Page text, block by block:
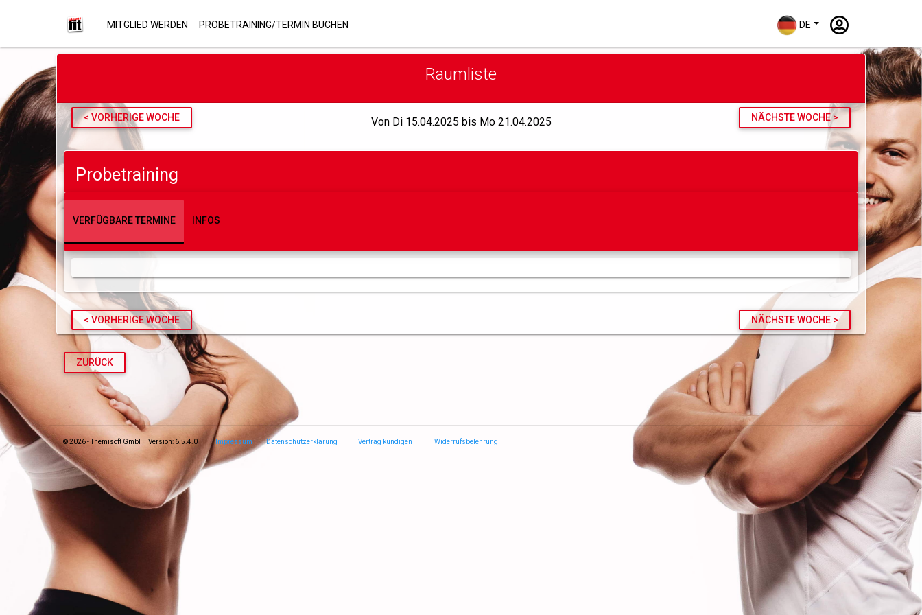
MITGLIED WERDEN PROBETRAINING/TERMIN BUCHEN DE
Raumliste
< VORHERIGE WOCHE Von Di 15.04.2025 bis Mo 21.04.2025 NÄCHSTE WOCHE >
Probetraining
VERFÜGBARE TERMINE INFOS
< VORHERIGE WOCHE NÄCHSTE WOCHE >
ZURÜCK
© 2026 - Themisoft GmbH Version: 6.5.4.0Impressum Datenschutzerklärung Vertrag kündigen Widerrufsbelehrung